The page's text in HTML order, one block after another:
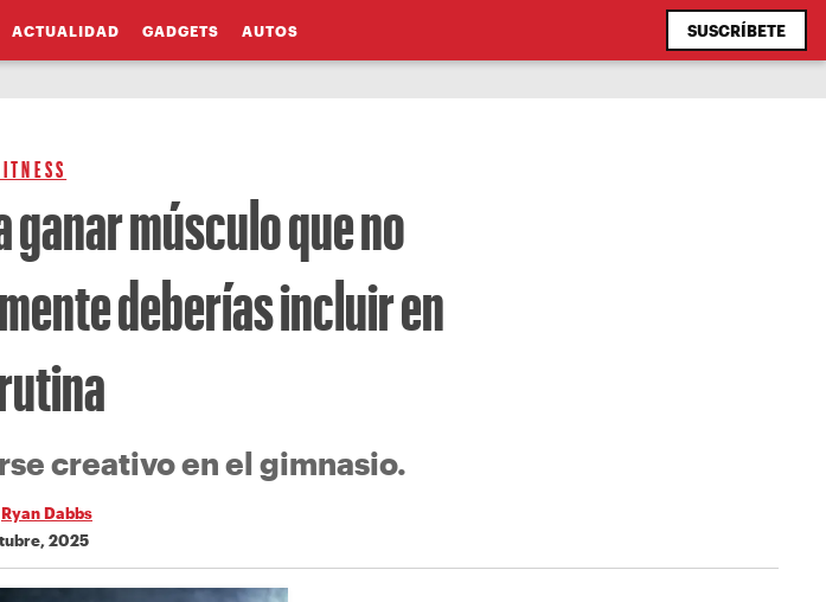
ACTUALIDAD GADGETS AUTOS SUSCRÍBETE
músculo que no
deberías incluir en
creativo en el gimnasio.
Ryan Dabbs
2025